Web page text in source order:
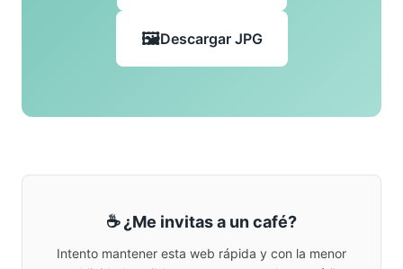
Descargar JPG
☕ ¿Me invitas a un café?
Intento mantener esta web rápida y con la menor